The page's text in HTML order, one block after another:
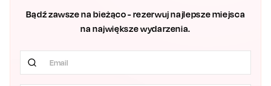
Bądź zawsze na bieżąco - rezerwuj najlepsze miejsca
na największe wydarzenia.